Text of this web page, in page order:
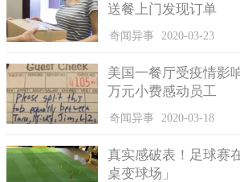
吵过一次架，闹得大家都很不愉快。小李回
前，张先生有给自己打过电话，称张先生把
的关系搞僵了，这件事之后，这八个隔离桩
的车位上了。
隔离桩是在8月份装上去的，不久后小
生也有沟通过，然而事件却一直没得到处理
是自己的，隔离桩也是立在自己的位置上，
送餐上门发现订单
奇闻异事 2020-03-23
美国一餐厅受疫情影
万元小费感动员工
奇闻异事 2020-03-18
真实感破表！足球赛
桌变球场」